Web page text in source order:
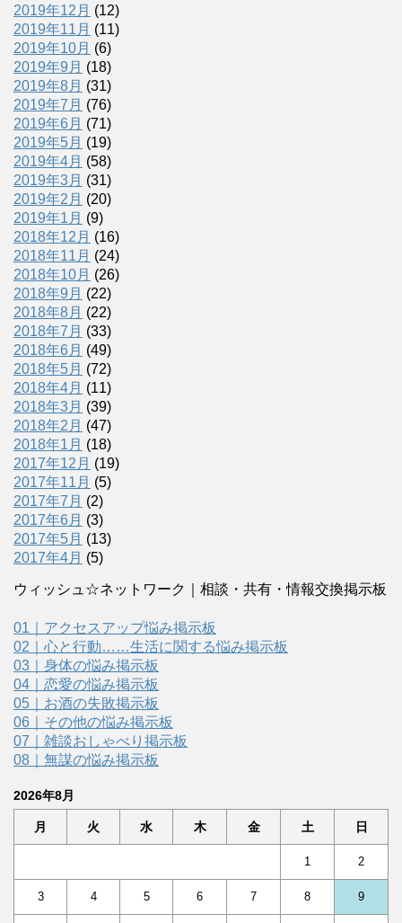
2019年12月 (12)
2019年11月 (11)
2019年10月 (6)
2019年9月 (18)
2019年8月 (31)
2019年7月 (76)
2019年6月 (71)
2019年5月 (19)
2019年4月 (58)
2019年3月 (31)
2019年2月 (20)
2019年1月 (9)
2018年12月 (16)
2018年11月 (24)
2018年10月 (26)
2018年9月 (22)
2018年8月 (22)
2018年7月 (33)
2018年6月 (49)
2018年5月 (72)
2018年4月 (11)
2018年3月 (39)
2018年2月 (47)
2018年1月 (18)
2017年12月 (19)
2017年11月 (5)
2017年7月 (2)
2017年6月 (3)
2017年5月 (13)
2017年4月 (5)
ウィッシュ☆ネットワーク｜相談・共有・情報交換掲示板
01｜アクセスアップ悩み掲示板
02｜心と行動……生活に関する悩み掲示板
03｜身体の悩み掲示板
04｜恋愛の悩み掲示板
05｜お酒の失敗掲示板
06｜その他の悩み掲示板
07｜雑談おしゃべり掲示板
08｜無謀の悩み掲示板
2026年8月
月 火 水 木 金 土 日
1 2
3 4 5 6 7 8 9